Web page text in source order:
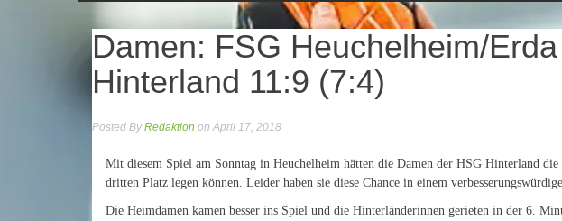
Damen: FSG Heuchelheim/
Hinterland 11:9 (7:4)
Posted ByRedaktion on April 17, 2018
Mit diesem Spiel am Sonntag in Heuchelheim hätten die Damen der HSG Hinterland die
dritten Platz legen können. Leider haben sie diese Chance in einem
Die Heimdamen kamen besser ins Spiel und die Hinterländerinnen gerieten in der 6.